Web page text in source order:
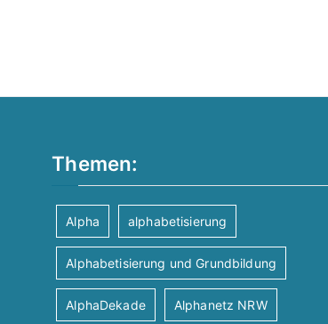
Themen:
Alpha alphabetisierung
Alphabetisierung und Grundbildung
AlphaDekade Alphanetz NRW